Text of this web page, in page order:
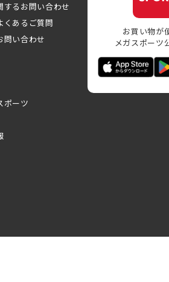
するお問い合わせ
くあるご質問
問い合わせ
ポーツ
お買い物が
メガスポーツ